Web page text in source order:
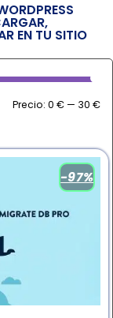
EN TU SITIO
Precio: 0 € — 30 €
-97%